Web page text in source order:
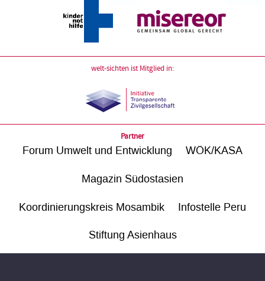
welt-sichten ist Mitglied in:
Partner
Forum Umwelt und Entwicklung WÖK/KASA
Magazin Südostasien
Koordinierungskreis Mosambik Infostelle Peru
Stiftung Asienhaus